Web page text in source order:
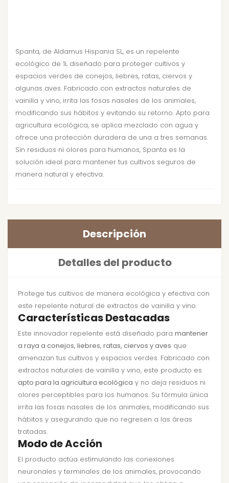
Spanta, de Aldamus Hispania SL, es un repelente
ecológico de 1L diseñado para proteger cultivos y
espacios verdes de conejos, liebres, ratas, ciervos y
algunas aves. Fabricado con extractos naturales de
vainilla y vino, irrita las fosas nasales de los animales,
modificando sus hábitos y evitando su retorno. Apto para
agricultura ecológica, se aplica mezclado con agua y
ofrece una protección duradera de una a tres semanas.
Sin residuos ni olores para humanos, Spanta es la
solución ideal para mantener tus cultivos seguros de
manera natural y efectiva.
Descripción
Detalles del producto
Protege tus cultivos de manera ecológica y efectiva con
este repelente natural de extractos de vainilla y vino.
Características Destacadas
Este innovador repelente está diseñado para mantener
a raya a conejos, liebres, ratas, ciervos y aves que
amenazan tus cultivos y espacios verdes. Fabricado con
extractos naturales de vainilla y vino, este producto es
apto para la agricultura ecológica y no deja residuos ni
olores perceptibles para los humanos. Su fórmula única
irrita las fosas nasales de los animales, modificando sus
hábitos y asegurando que no regresen a las áreas
tratadas.
Modo de Acción
El producto actúa estimulando las conexiones
neuronales y terminales de los animales, provocando